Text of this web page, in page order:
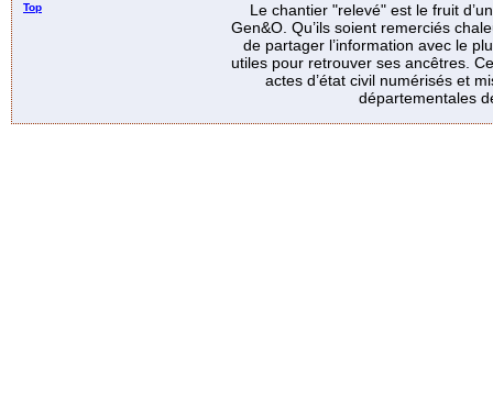
Top
Le chantier "relevé" est le fruit
Gen&O. Qu’ils soient remerciés
de partager l’information avec le
utiles pour retrouver ses ancêtres.
actes d’état civil numérisés et
départementales